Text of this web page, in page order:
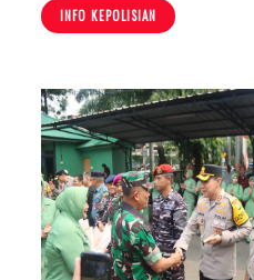
INFO KEPOLISIAN